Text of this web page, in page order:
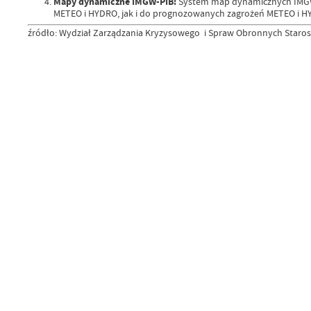
METEO i HYDRO, jak i do prognozowanych zagrożeń METEO i
źródło: Wydział Zarządzania Kryzysowego i Spraw Obronnych